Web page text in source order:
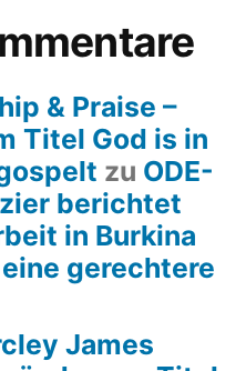
& Praise –
Titel God is in
zu ODE-
berichtet
in Burkina
gerechtere
James